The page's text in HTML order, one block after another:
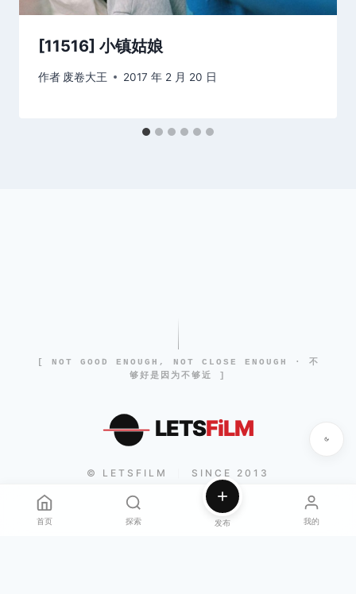
[11516] 小镇姑娘
作者 废卷大王 2017 年 2 月 20 日
[ NOT GOOD ENOUGH, NOT CLOSE ENOUGH · 不
够好是因为不够近 ]
LETSFiLM
© LETSFILM SINCE 2013
首页 探索 发布 我的